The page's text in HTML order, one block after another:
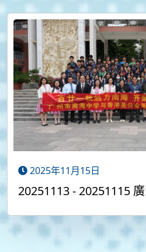
2025年11月15日
20251113 - 20251115